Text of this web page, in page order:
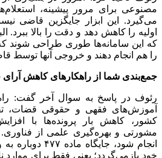
مصنوعی برای مرور پیشینه،
می‌گیرد. این ابزار جایگزین قاضی
اولیه را کاهش دهد و دقت را بالا
که این سامانه‌ها طوری طراحی شوند
را هم انجام دهند و خروجی آنها توسط
جمع‌بندی شما از راهکارهای کاهش
رئوف در پاسخ به سوال آخر گفت:
آموزش‌های فقهی و حقوقی قضات،
کشور، کاهش بار پرونده‌ها با
مشورتی و بهره‌گیری علمی از
انجام شود،
خود بازمی‌گردد؛ یعنی فقط برای موارد